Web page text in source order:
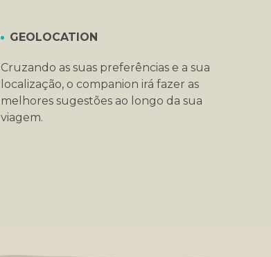
GEOLOCATION
Cruzando as suas preferências e a sua
localização, o companion irá fazer as
melhores sugestões ao longo da sua
viagem.